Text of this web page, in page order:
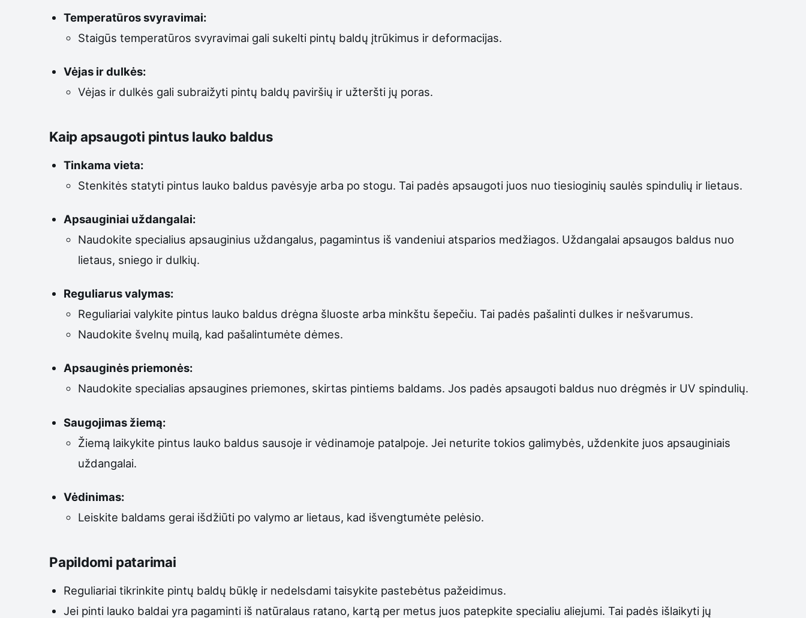
Temperatūros svyravimai:
Staigūs temperatūros svyravimai gali sukelti pintų baldų įtrūkimus ir deformacijas.
Vėjas ir dulkės:
Vėjas ir dulkės gali subraižyti pintų baldų paviršių ir užteršti jų poras.
Kaip apsaugoti pintus lauko baldus
Tinkama vieta:
Stenkitės statyti pintus lauko baldus pavėsyje arba po stogu. Tai padės apsaugoti juos nuo tiesioginių saulės spindulių ir lietaus.
Apsauginiai uždangalai:
Naudokite specialius apsauginius uždangalus, pagamintus iš vandeniui atsparios medžiagos. Uždangalai apsaugos baldus nuo
lietaus, sniego ir dulkių.
Reguliarus valymas:
Reguliariai valykite pintus lauko baldus drėgna šluoste arba minkštu šepečiu. Tai padės pašalinti dulkes ir nešvarumus.
Naudokite švelnų muilą, kad pašalintumėte dėmes.
Apsauginės priemonės:
Naudokite specialias apsaugines priemones, skirtas pintiems baldams. Jos padės apsaugoti baldus nuo drėgmės ir UV spindulių.
Saugojimas žiemą:
Žiemą laikykite pintus lauko baldus sausoje ir vėdinamoje patalpoje. Jei neturite tokios galimybės, uždenkite juos apsauginiais
uždangalai.
Vėdinimas:
Leiskite baldams gerai išdžiūti po valymo ar lietaus, kad išvengtumėte pelėsio.
Papildomi patarimai
Reguliariai tikrinkite pintų baldų būklę ir nedelsdami taisykite pastebėtus pažeidimus.
Jei pinti lauko baldai yra pagaminti iš natūralaus ratano, kartą per metus juos patepkite specialiu aliejumi. Tai padės išlaikyti jų